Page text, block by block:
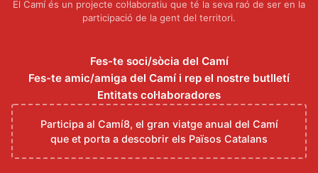
El Camí és un projecte col·laboratiu que té la seva raó de ser en la
participació de la gent del territori.
Fes-te soci/sòcia del Camí
Fes-te amic/amiga del Camí i rep el nostre butlletí
Entitats col·laboradores
Participa al Camí8, el gran viatge anual del Camí
que et porta a descobrir els Països Catalans